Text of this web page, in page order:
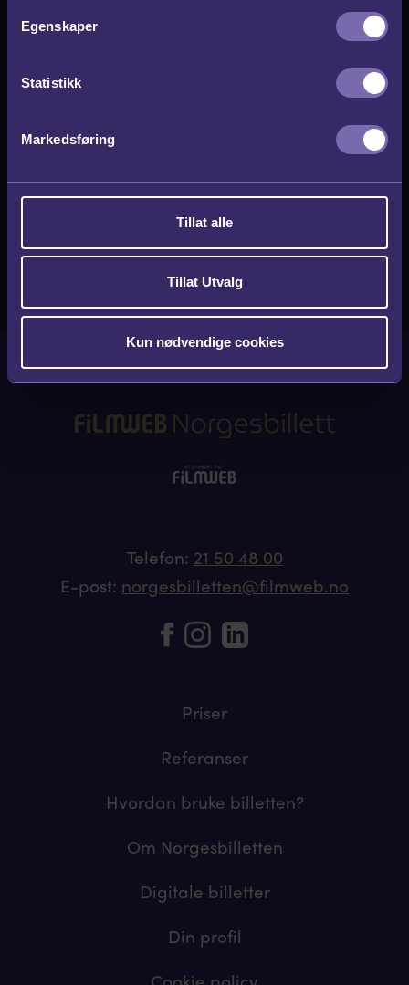
Egenskaper
Statistikk
Markedsføring
Tillat alle
Tillat Utvalg
Kun nødvendige cookies
Telefon: 21 50 48 00
E-post: norgesbilletten@filmweb.no
Priser
Referanser
Hvordan bruke billetten?
Om Norgesbilletten
Digitale billetter
Din profil